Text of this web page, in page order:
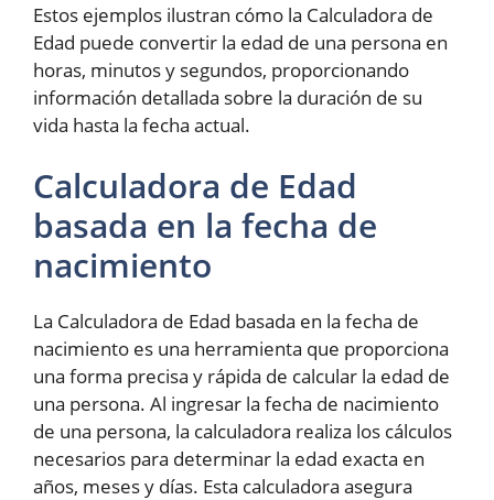
Estos ejemplos ilustran cómo la Calculadora de
Edad puede convertir la edad de una persona en
horas, minutos y segundos, proporcionando
información detallada sobre la duración de su
vida hasta la fecha actual.
Calculadora de Edad
basada en la fecha de
nacimiento
La Calculadora de Edad basada en la fecha de
nacimiento es una herramienta que proporciona
una forma precisa y rápida de calcular la edad de
una persona. Al ingresar la fecha de nacimiento
de una persona, la calculadora realiza los cálculos
necesarios para determinar la edad exacta en
años, meses y días. Esta calculadora asegura